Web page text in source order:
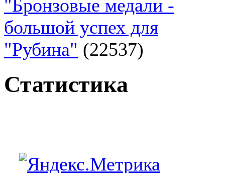
"Бронзовые медали -
большой успех для
"Рубина" (22537)
Статистика